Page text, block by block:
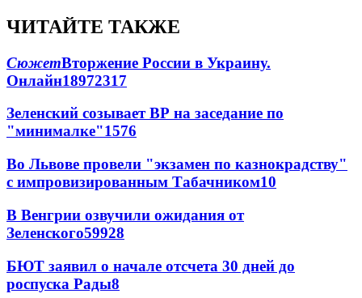
ЧИТАЙТЕ ТАКЖЕ
СюжетВторжение России в Украину.
Онлайн18972317
Зеленский созывает ВР на заседание по
"минималке"1576
Во Львове провели "экзамен по казнокрадству"
с импровизированным Табачником10
В Венгрии озвучили ожидания от
Зеленского59928
БЮТ заявил о начале отсчета 30 дней до
роспуска Рады8